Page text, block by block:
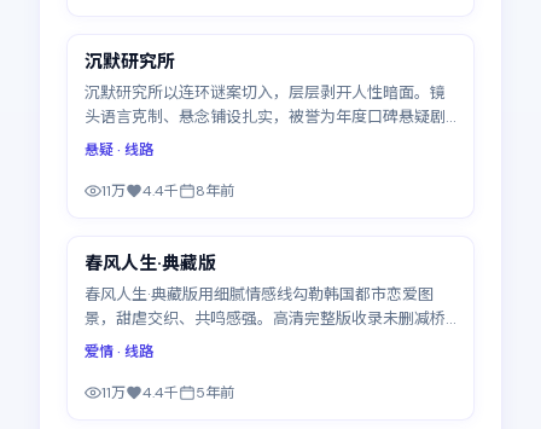
精选
沉默研究所
沉默研究所以连环谜案切入，层层剥开人性暗面。镜
头语言克制、悬念铺设扎实，被誉为年度口碑悬疑剧
之一。支持免费观看完整版高清电视剧，更新至20集
悬疑· 线路
11万 4.4千 8年前
精选
春风人生·典藏版
春风人生·典藏版用细腻情感线勾勒韩国都市恋爱图
景，甜虐交织、共鸣感强。高清完整版收录未删减桥
段，免费观看完整版高清电视剧更沉浸，更新至18集
爱情· 线路
11万 4.4千 5年前